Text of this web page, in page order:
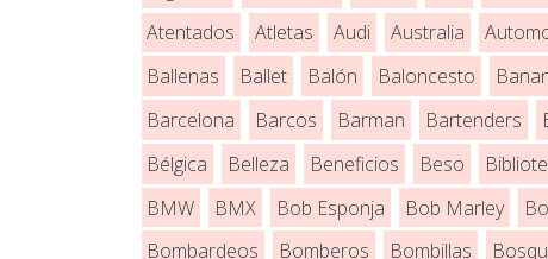
Atentados
Atletas Audi Australia
Ballenas
Ballet Balón Baloncesto
Barcelona
Barcos Barman Bartenders
Bélgica
Belleza Beneficios Beso
BMW
BMX Bob Esponja Bob Marley
Bombardeos
Bomberos Bombillas